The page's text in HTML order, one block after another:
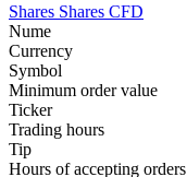
Shares Shares CFD
Nume
Currency
Symbol
Minimum order value
Ticker
Trading hours
Tip
Hours of accepting orders